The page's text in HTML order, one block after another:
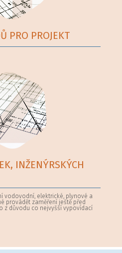
PRO PROJEKT
INŽENÝRSKÝCH
vodovodní, elektrické, plynové a
provádět zaměření ještě před
z důvodu co nejvyšší vypovídací